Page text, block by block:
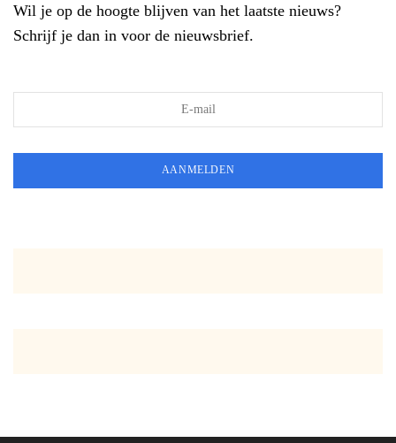
Wil je op de hoogte blijven van het laatste nieuws?
Schrijf je dan in voor de nieuwsbrief.